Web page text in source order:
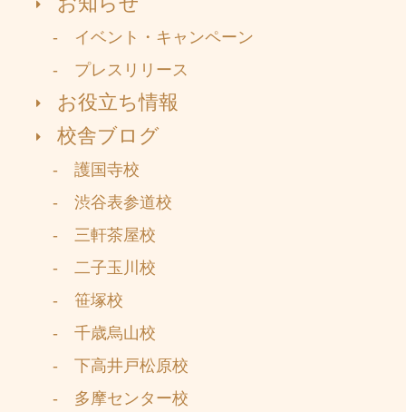
- イベント・キャンペーン
- プレスリリース
お役立ち情報
校舎ブログ
- 護国寺校
- 渋谷表参道校
- 三軒茶屋校
- 二子玉川校
- 笹塚校
- 千歳烏山校
- 下高井戸松原校
- 多摩センター校